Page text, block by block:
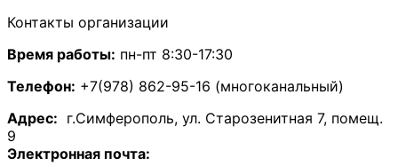
Контакты организации
Время работы: пн-пт 8:30-17:30
Телефон: +7(978) 862-95-16 (многоканальный)
Адрес: г.Симферополь, ул. Старозенитная 7, помещ.
9
Электронная почта: